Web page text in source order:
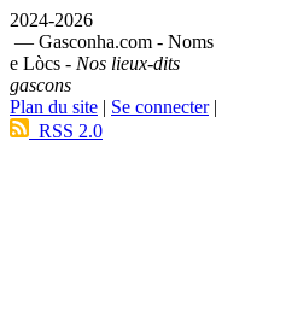
2024-2026
— Gasconha.com - Noms
e Lòcs - Nos lieux-dits
gascons
Plan du site | Se connecter|
RSS 2.0